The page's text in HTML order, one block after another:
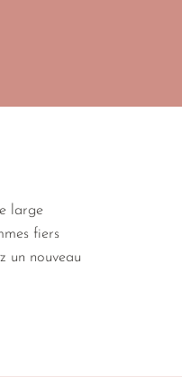
large
fiers
un nouveau